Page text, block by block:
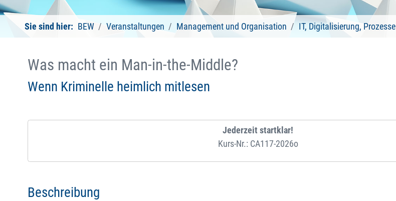
Sie sind hier: BEW Veranstaltungen Management und Organisation IT, Digitalisierung, Prozesse
Was macht ein Man-in-the-Middle?
Wenn Kriminelle heimlich mitlesen
Jederzeit startklar!
Kurs-Nr.: CA117-2026o
Beschreibung